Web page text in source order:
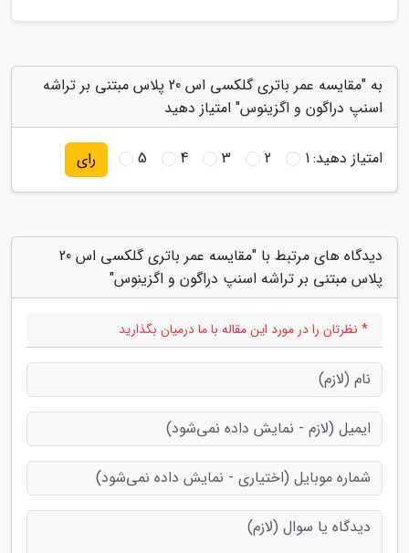
به "مقایسه عمر باتری گلکسی اس 20 پلاس مبتنی بر تراشه
اسنپ دراگون و اگزینوس" امتیاز دهید
امتیاز دهید:1
2
3
4
5 رای
دیدگاه های مرتبط با "مقایسه عمر باتری گلکسی اس 20
پلاس مبتنی بر تراشه اسنپ دراگون و اگزینوس"
* نظرتان را در مورد این مقاله با ما درمیان بگذارید